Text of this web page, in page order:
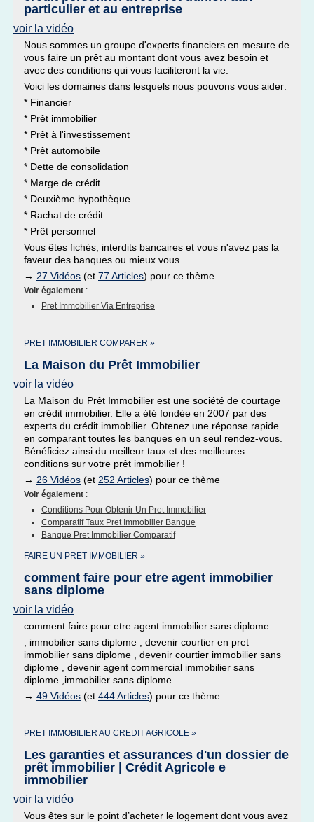
particulier et au entreprise
voir la vidéo
Nous sommes un groupe d'experts financiers en mesure de
vous faire un prêt au montant dont vous avez besoin et
avec des conditions qui vous faciliteront la vie.
Voici les domaines dans lesquels nous pouvons vous aider:
* Financier
* Prêt immobilier
* Prêt à l'investissement
* Prêt automobile
* Dette de consolidation
* Marge de crédit
* Deuxième hypothèque
* Rachat de crédit
* Prêt personnel
Vous êtes fichés, interdits bancaires et vous n'avez pas la
faveur des banques ou mieux vous...
→ 27 Vidéos (et 77 Articles) pour ce thème
Voir également :
Pret Immobilier Via Entreprise
PRET IMMOBILIER COMPARER »
La Maison du Prêt Immobilier
voir la vidéo
La Maison du Prêt Immobilier est une société de courtage
en crédit immobilier. Elle a été fondée en 2007 par des
experts du crédit immobilier. Obtenez une réponse rapide
en comparant toutes les banques en un seul rendez-vous.
Bénéficiez ainsi du meilleur taux et des meilleures
conditions sur votre prêt immobilier !
→ 26 Vidéos (et 252 Articles) pour ce thème
Voir également :
Conditions Pour Obtenir Un Pret Immobilier
Comparatif Taux Pret Immobilier Banque
Banque Pret Immobilier Comparatif
FAIRE UN PRET IMMOBILIER »
comment faire pour etre agent immobilier
sans diplome
voir la vidéo
comment faire pour etre agent immobilier sans diplome :
, immobilier sans diplome , devenir courtier en pret
immobilier sans diplome , devenir courtier immobilier sans
diplome , devenir agent commercial immobilier sans
diplome ,immobilier sans diplome
→ 49 Vidéos (et 444 Articles) pour ce thème
PRET IMMOBILIER AU CREDIT AGRICOLE »
Les garanties et assurances d'un dossier de
prêt immobilier | Crédit Agricole e
immobilier
voir la vidéo
Vous êtes sur le point d’acheter le logement dont vous avez